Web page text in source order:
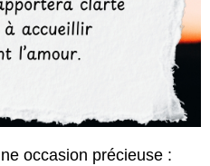
occasion précieuse :